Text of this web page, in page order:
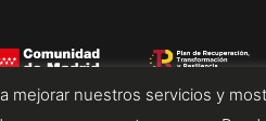
mejorar nuestros servicios y